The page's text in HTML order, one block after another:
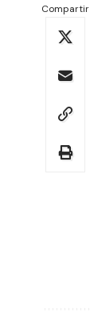
Compartir